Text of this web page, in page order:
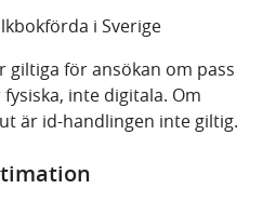
i Sverige
giltiga för ansökan om pass
inte digitala. Om
är id-handlingen inte giltig.